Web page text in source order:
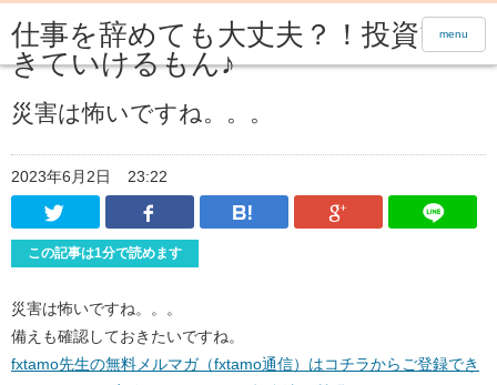
仕事を辞めても大丈夫？！投資で生
きていけるもん♪
menu
災害は怖いですね。。。
2023年6月2日
23:22
Twitter
Facebook はてなブックマーク
Google
この記事は1分で読めます
災害は怖いですね。。。
備えも確認しておきたいですね。
fxtamo先生の無料メルマガ（fxtamo通信）はコチラからご登録でき